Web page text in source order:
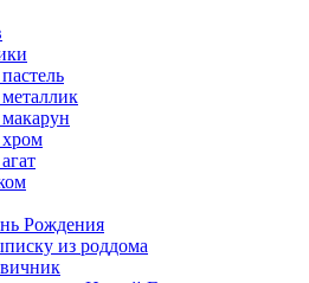
Рождения
из роддома